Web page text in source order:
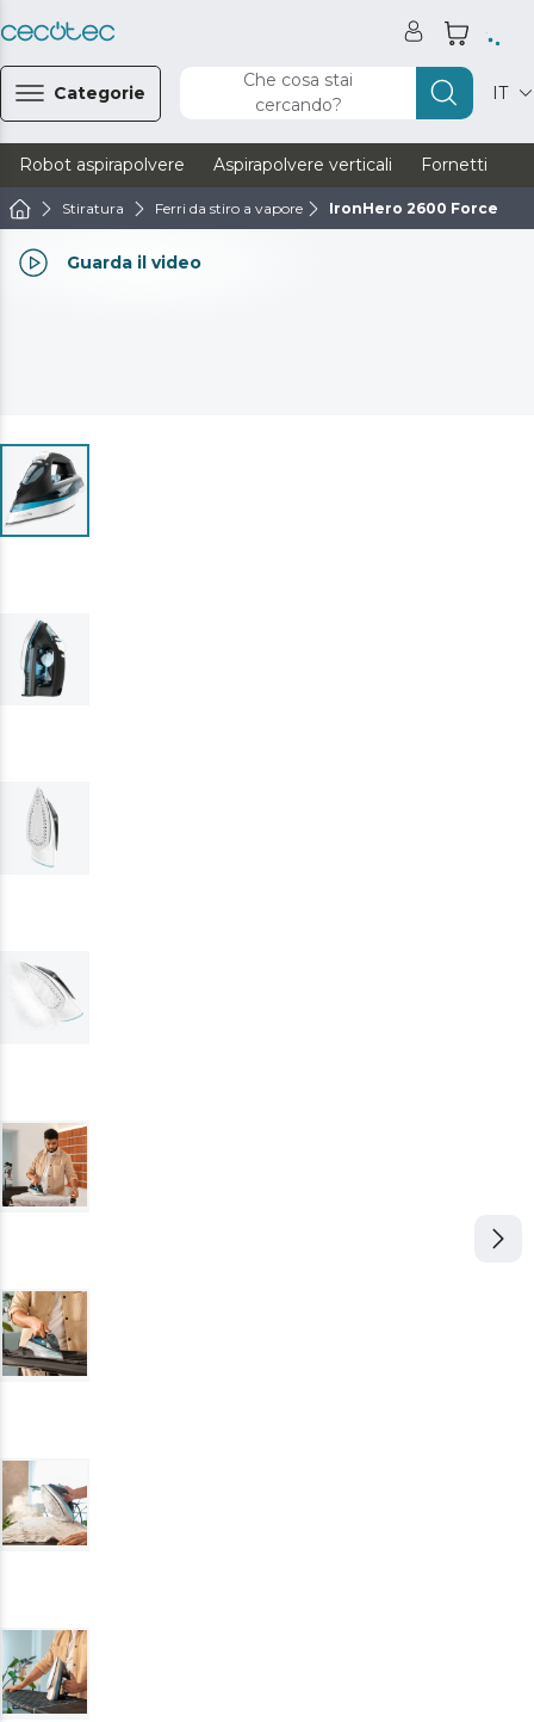
Categorie
Che cosa stai
cercando?
IT
Robot aspirapolvere Aspirapolvere verticali Fornetti
Stiratura Ferri da stiro a vapore IronHero 2600 Force
Guarda il video